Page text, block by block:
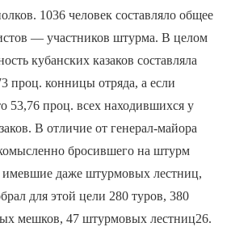
1036 человек составляло общее
— участников штурма. В целом
кубанских казаков составляла
проц. конницы отряда, а если
53,76 проц. всех находившихся у
В отличие от генерал-майора
бросившего на штурм
имевшие даже штурмовых лестниц,
для этой цели 280 туров, 380
мешков, 47 штурмовых лестниц26.